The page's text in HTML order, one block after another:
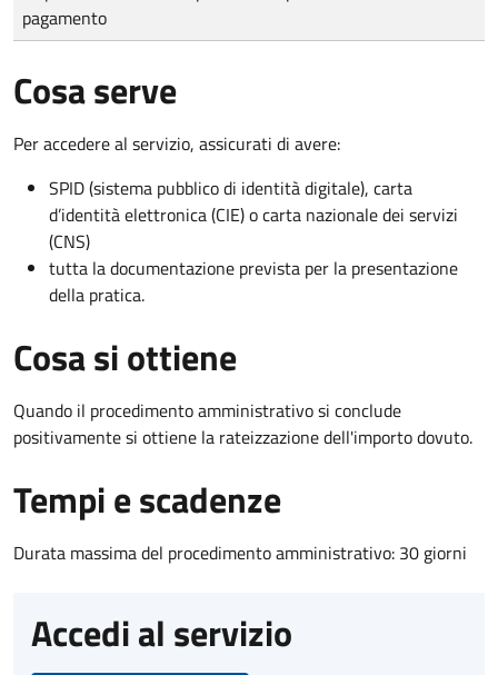
pagamento
Cosa serve
Per accedere al servizio, assicurati di avere:
SPID (sistema pubblico di identità digitale), carta
d’identità elettronica (CIE) o carta nazionale dei servizi
(CNS)
tutta la documentazione prevista per la presentazione
della pratica.
Cosa si ottiene
Quando il procedimento amministrativo si conclude
positivamente si ottiene la rateizzazione dell'importo dovuto.
Tempi e scadenze
Durata massima del procedimento amministrativo: 30 giorni
Accedi al servizio